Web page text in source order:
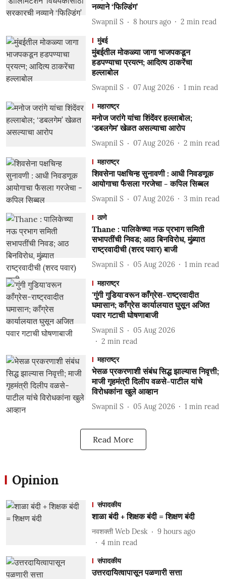
नव्याने ‘फिल्डिंग’
Swapnil S 8 hours ago 2 min read
मुंबई
मुंबईतील मोकळ्या जागा भाजपकडून
हडपण्याचा प्रयत्न; आदित्य ठाकरेंचा
हल्लाबोल
Swapnil S 07 Aug 2026 1 min read
महाराष्ट्र
मनोज जरांगे यांचा शिंदेंवर हल्लाबोल;
‘डबलगेम’ खेळत असल्याचा आरोप
Swapnil S 07 Aug 2026 2 min read
महाराष्ट्र
शिवसेना पक्षचिन्ह सुनावणी : आधी निवडणूक
आयोगाचा फैसला गरजेचा - कपिल सिब्बल
Swapnil S 07 Aug 2026 3 min read
ठाणे
Thane : पालिकेच्या नऊ प्रभाग समिती
सभापतींची निवड; आठ बिनविरोध, मुंब्र्यात
राष्ट्रवादीची (शरद पवार) बाजी
Swapnil S 05 Aug 2026 1 min read
महाराष्ट्र
'गुंगी गुडिया'वरून काँग्रेस-राष्ट्रवादीत
घमासान; काँग्रेस कार्यालयात घुसून अजित
पवार गटाची घोषणाबाजी
Swapnil S
05 Aug 2026
2 min read
महाराष्ट्र
भेसळ प्रकरणाशी संबंध सिद्ध झाल्यास निवृत्ती;
माजी गृहमंत्री दिलीप वळसे-पाटील यांचे
विरोधकांना खुले आव्हान
Swapnil S 05 Aug 2026 1 min read
Read More
Opinion
संपादकीय
शाळा बंदी + शिक्षक बंदी = शिक्षण बंदी
नवशक्ती Web Desk
9 hours ago
4 min read
संपादकीय
उत्तरदायित्वापासून पळणारी सत्ता